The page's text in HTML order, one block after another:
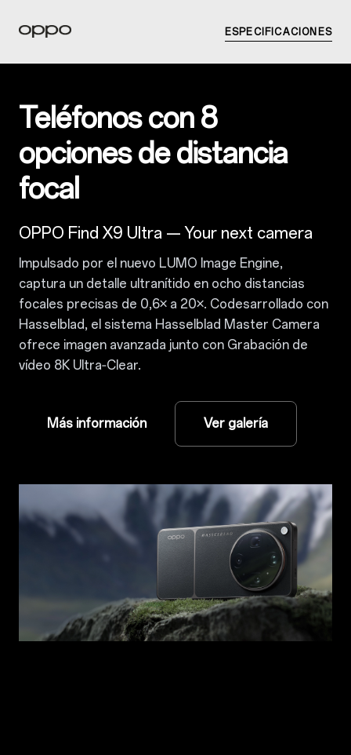
ESPECIFICACIONES
Teléfonos con 8
opciones de distancia
focal
OPPO Find X9 Ultra — Your next camera
Impulsado por el nuevo LUMO Image Engine,
captura un detalle ultranítido en ocho distancias
focales precisas de 0,6× a 20×. Codesarrollado con
Hasselblad, el sistema Hasselblad Master Camera
ofrece imagen avanzada junto con Grabación de
vídeo 8K Ultra‑Clear.
Más información Ver galería